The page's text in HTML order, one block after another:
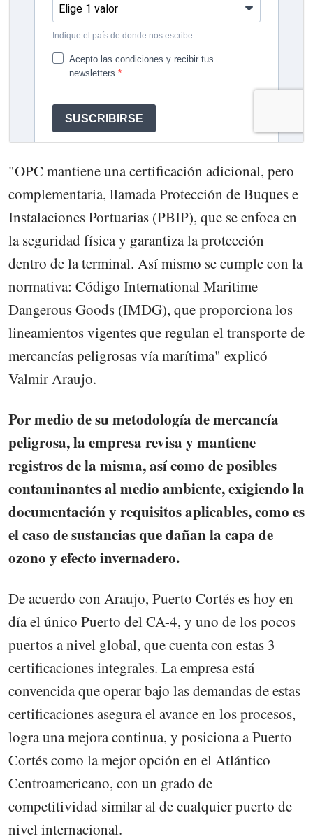
"OPC mantiene una certificación adicional, pero
complementaria, llamada Protección de Buques e
Instalaciones Portuarias (PBIP), que se enfoca en
la seguridad física y garantiza la protección
dentro de la terminal. Así mismo se cumple con la
normativa: Código International Maritime
Dangerous Goods (IMDG), que proporciona los
lineamientos vigentes que regulan el transporte de
mercancías peligrosas vía marítima" explicó
Valmir Araujo.
Por medio de su metodología de mercancía
peligrosa, la empresa revisa y mantiene
registros de la misma, así como de posibles
contaminantes al medio ambiente, exigiendo la
documentación y requisitos aplicables, como es
el caso de sustancias que dañan la capa de
ozono y efecto invernadero.
De acuerdo con Araujo, Puerto Cortés es hoy en
día el único Puerto del CA-4, y uno de los pocos
puertos a nivel global, que cuenta con estas 3
certificaciones integrales. La empresa está
convencida que operar bajo las demandas de estas
certificaciones asegura el avance en los procesos,
logra una mejora continua, y posiciona a Puerto
Cortés como la mejor opción en el Atlántico
Centroamericano, con un grado de
competitividad similar al de cualquier puerto de
nivel internacional.